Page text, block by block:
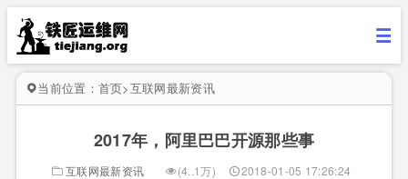
当前位置： 首页>互联网最新资讯
2017年，阿里巴巴开源那些事
互联网最新资讯 (4..1万) 2018-01-05 17:26:24